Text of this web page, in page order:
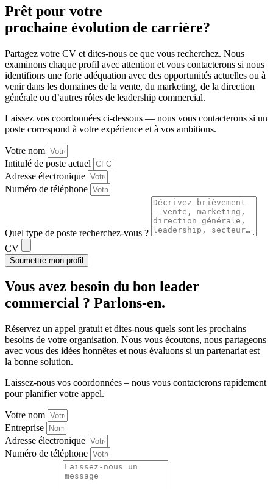
Prêt pour votre
prochaine évolution de carrière?
Partagez votre CV et dites-nous ce que vous recherchez. Nous
examinons chaque profil avec attention et vous contacterons si nous
identifions une forte adéquation avec des opportunités actuelles ou à
venir dans les domaines de la vente, du marketing, de la direction
générale ou d’autres rôles de leadership commercial.
Laissez vos coordonnées ci-dessous — nous vous contacterons si un
poste correspond à votre expérience et à vos ambitions.
Votre nom
Intitulé de poste actuel
Adresse électronique
Numéro de téléphone
Quel type de poste recherchez-vous ?
CV
Soumettre mon profil
Vous avez besoin du bon leader
commercial ? Parlons-en.
Réservez un appel gratuit et dites-nous quels sont les prochains
besoins de votre organisation. Nous vous écoutons, nous partageons
avec vous des idées honnêtes et nous évaluons si un partenariat est
la bonne solution.
Laissez-nous vos coordonnées – nous vous contacterons rapidement
pour planifier votre appel.
Votre nom
Entreprise
Adresse électronique
Numéro de téléphone